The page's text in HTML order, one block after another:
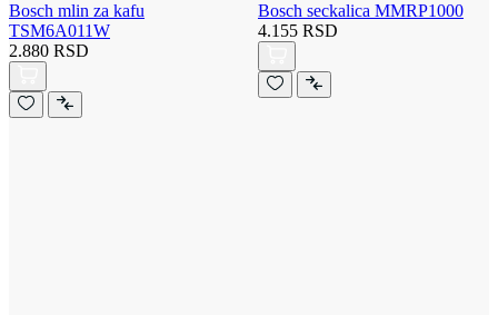
Bosch mlin za kafu
TSM6A011W
2.880 RSD
Bosch seckalica MMRP1000
4.155 RSD